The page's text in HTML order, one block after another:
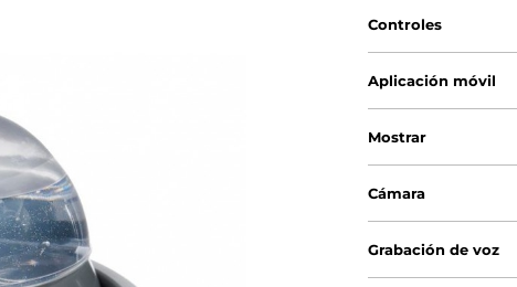
Controles
Aplicación móvil
Mostrar
Cámara
Grabación de voz